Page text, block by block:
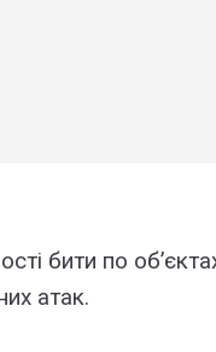
бити по
атак.